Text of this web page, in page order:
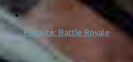
Fortnite: Battle Royale